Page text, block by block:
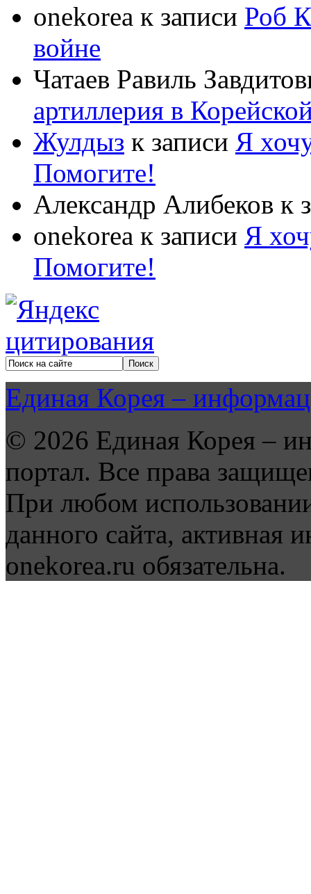
onekorea к записи Роб
войне
Чатаев Равиль
артиллерия в
Жулдыз к записи Я
Помогите!
Александр Алибеков к
onekorea к записи Я
Помогите!
Единая Корея –
© 2026 Единая Корея –
портал. Все права
При любом
данного сайта, активная
onekorea.ru обязательна.